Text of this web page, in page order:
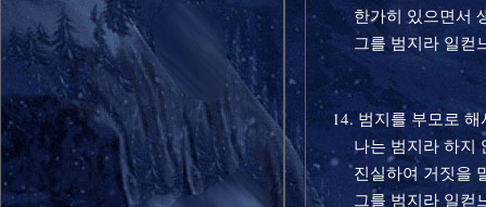
한가히 있으면서
그를 범지라 일컫
14. 범지를 부모로 해
나는 범지라 하지
진실하여 거짓을 말
그를 범지라 일컫